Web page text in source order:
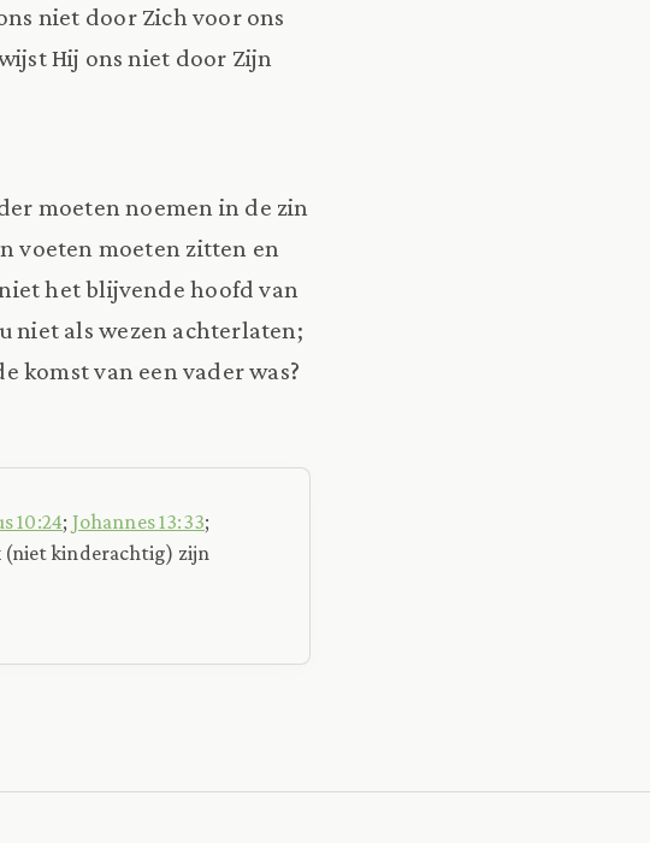
niet door Zich voor ons
Hij ons niet door Zijn
moeten noemen in de zin
voeten moeten zitten en
het blijvende hoofd van
niet als wezen achterlaten;
komst van een vader was?
10:24; Johannes 13:33;
(niet kinderachtig) zijn